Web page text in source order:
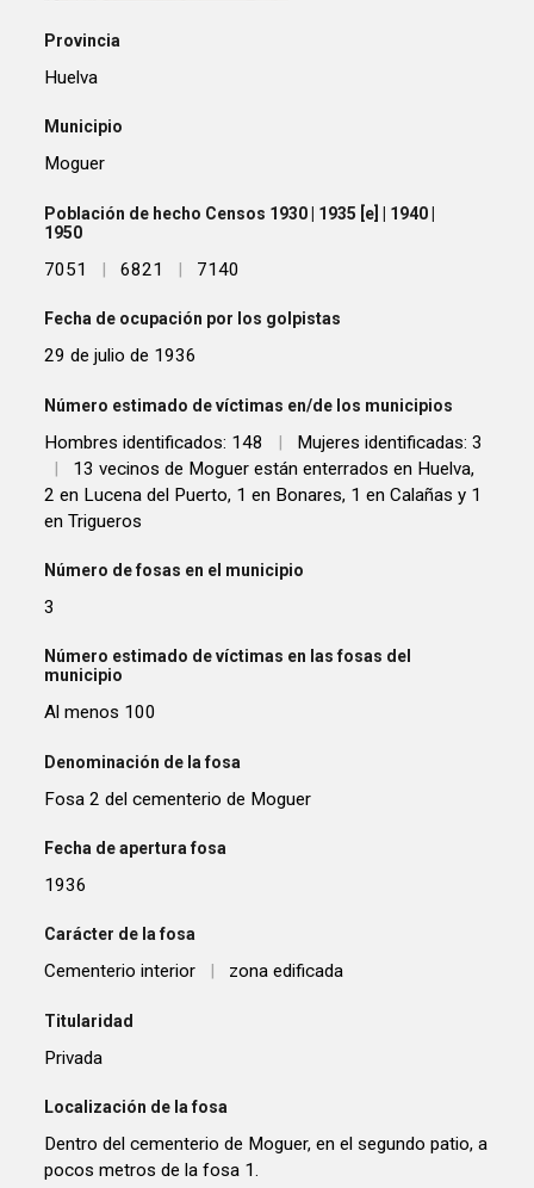
Provincia
Huelva
Municipio
Moguer
Población de hecho Censos 1930 | 1935 [e] | 1940 |
1950
7051 | 6821 | 7140
Fecha de ocupación por los golpistas
29 de julio de 1936
Número estimado de víctimas en/de los municipios
Hombres identificados: 148 |
Mujeres identificadas: 3
|
13 vecinos de Moguer están enterrados en Huelva,
2 en Lucena del Puerto, 1 en Bonares, 1 en Calañas y 1
en Trigueros
Número de fosas en el municipio
3
Número estimado de víctimas en las fosas del
municipio
Al menos 100
Denominación de la fosa
Fosa 2 del cementerio de Moguer
Fecha de apertura fosa
1936
Carácter de la fosa
Cementerio interior zona edificada
Titularidad
Privada
Localización de la fosa
Dentro del cementerio de Moguer, en el segundo patio, a
pocos metros de la fosa 1.